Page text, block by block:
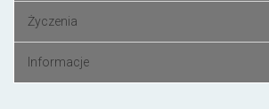
Życzenia
Informacje